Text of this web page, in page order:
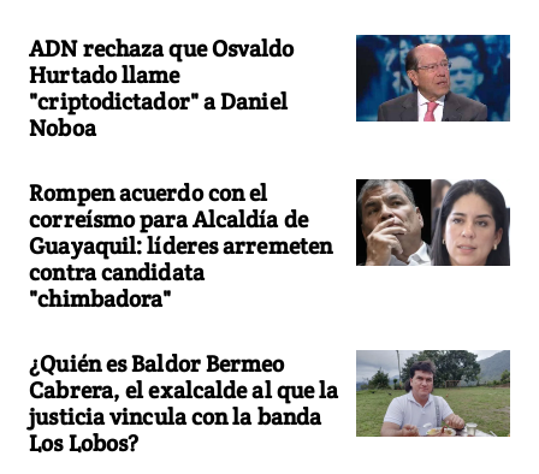
ADN rechaza que Osvaldo
Hurtado llame
"criptodictador" a Daniel
Noboa
Rompen acuerdo con el
correísmo para Alcaldía de
Guayaquil: líderes arremeten
contra candidata
"chimbadora"
¿Quién es Baldor Bermeo
Cabrera, el exalcalde al que la
justicia vincula con la banda
Los Lobos?